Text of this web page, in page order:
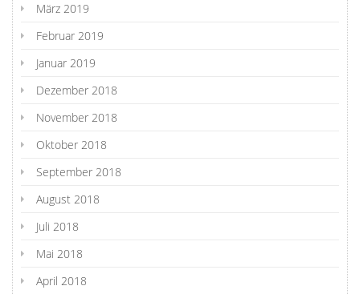
März 2019
Februar 2019
Januar 2019
Dezember 2018
November 2018
Oktober 2018
September 2018
August 2018
Juli 2018
Mai 2018
April 2018